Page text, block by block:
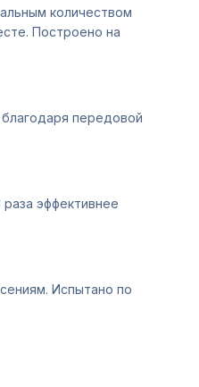
количеством
Построено на
передовой
эффективнее
Испытано по